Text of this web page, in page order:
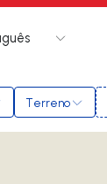
Terreno